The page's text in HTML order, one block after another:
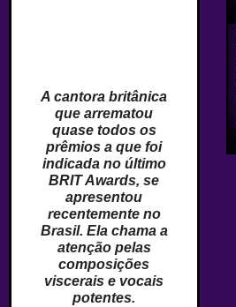
A cantora britânica
que arrematou
quase todos os
prêmios a que foi
indicada no último
BRIT Awards, se
apresentou
recentemente no
Brasil. Ela chama a
atenção pelas
composições
viscerais e vocais
potentes.